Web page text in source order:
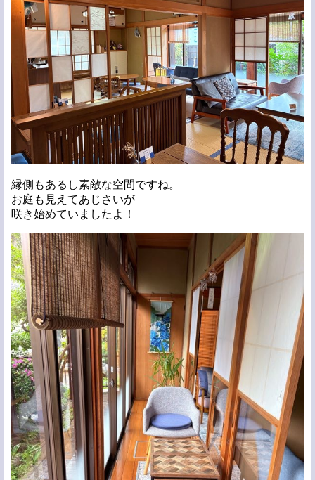
縁側もあるし素敵な空間ですね。
お庭も見えてあじさいが
咲き始めていましたよ！